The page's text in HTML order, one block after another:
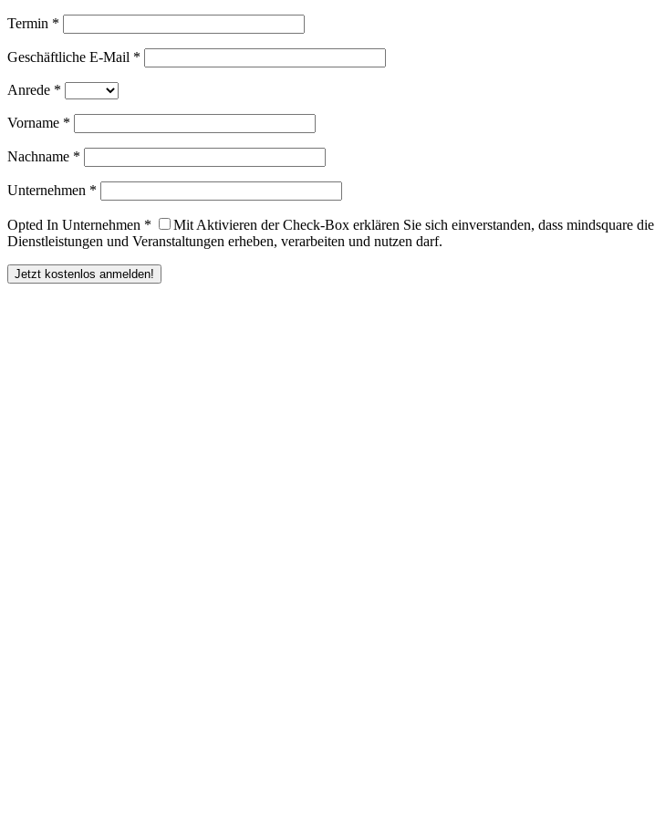
Termin *
Geschäftliche E-Mail *
Anrede *
Vorname *
Nachname *
Unternehmen *
Opted In Unternehmen *
Mit Aktivieren der Check-Box erklären Sie sich einverstanden, dass mindsquare
Dienstleistungen und Veranstaltungen erheben, verarbeiten und nutzen darf.
Jetzt kostenlos anmelden!